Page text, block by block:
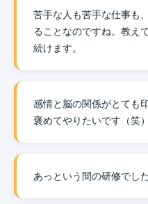
苦手な人も苦手な仕事も
ることなのですね。教え
続けます。
感情と脳の関係がとても
褒めてやりたいです（笑）
あっという間の研修でし